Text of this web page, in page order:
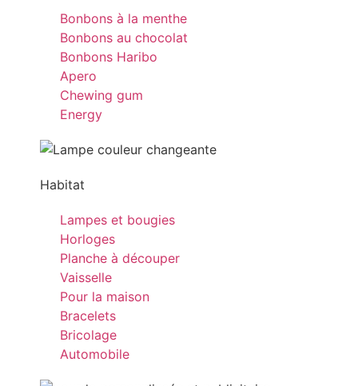
Bonbons à la menthe
Bonbons au chocolat
Bonbons Haribo
Apero
Chewing gum
Energy
Habitat
Lampes et bougies
Horloges
Planche à découper
Vaisselle
Pour la maison
Bracelets
Bricolage
Automobile